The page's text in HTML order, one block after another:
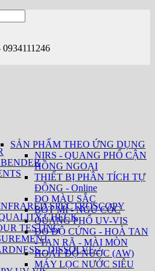
SẢN PHẨM THEO ỨNG DỤNG
NIRS - QUANG PHỔ CẬN
HỒNG NGOẠI
THIẾT BỊ PHÂN TÍCH TỰ
ĐỘNG - Online
ĐO MÀU SẮC
BỘT MÌ - NGŨ CỐC
QUANG PHỔ UV-VIS
ĐO ĐỘ CỨNG - HOÀ TAN
- TAN RÃ - MÀI MÒN
HOẠT ĐỘ NƯỚC (AW)
MÁY LỌC NƯỚC SIÊU
SPECTROSCOPY
CHECK
TESTING
- DISSOLVE -